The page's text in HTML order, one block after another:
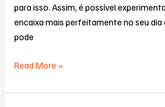
para isso. Assim, é possível
encaixa mais perfeitamente no seu dia
pode
Read More »